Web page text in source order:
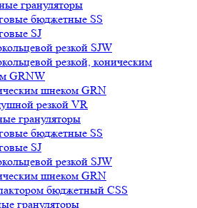
грануляторы
бюджетные SS
SJ
резкой SJW
резкой, коническим
GRNW
шнеком GRN
резкой VR
грануляторы
бюджетные SS
SJ
резкой SJW
шнеком GRN
бюджетный CSS
грануляторы